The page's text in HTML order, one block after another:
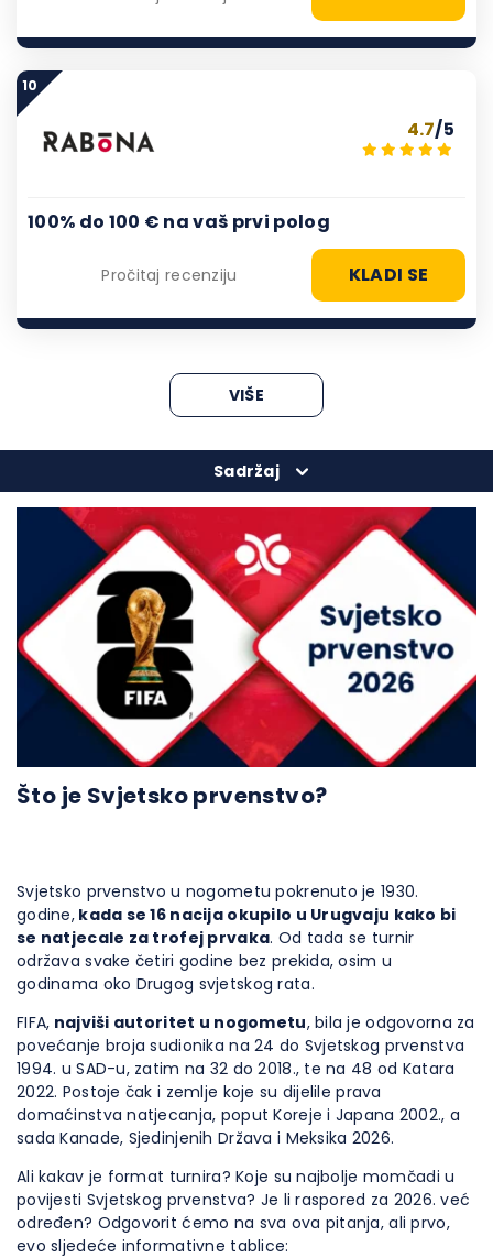
10
4.7/5
100% do 100 € na vaš prvi polog
KLADI SE
Pročitaj recenziju
VIŠE
Sadržaj
Što je Svjetsko prvenstvo?
Svjetsko prvenstvo u nogometu pokrenuto je 1930.
godine,kada se 16 nacija okupilo u Urugvaju kako bi
se natjecale za trofej prvaka. Od tada se turnir
održava svake četiri godine bez prekida, osim u
godinama oko Drugog svjetskog rata.
FIFA, najviši autoritet u nogometu, bila je odgovorna za
povećanje broja sudionika na 24 do Svjetskog prvenstva
1994. u SAD-u, zatim na 32 do 2018., te na 48 od Katara
2022. Postoje čak i zemlje koje su dijelile prava
domaćinstva natjecanja, poput Koreje i Japana 2002., a
sada Kanade, Sjedinjenih Država i Meksika 2026.
Ali kakav je format turnira? Koje su najbolje momčadi u
povijesti Svjetskog prvenstva? Je li raspored za 2026. već
određen? Odgovorit ćemo na sva ova pitanja, ali prvo,
evo sljedeće informativne tablice: